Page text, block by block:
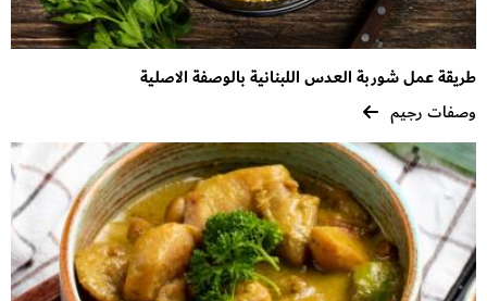
طريقة عمل شوربة العدس اللبنانية بالوصفة الاصلية
وصفات رجيم